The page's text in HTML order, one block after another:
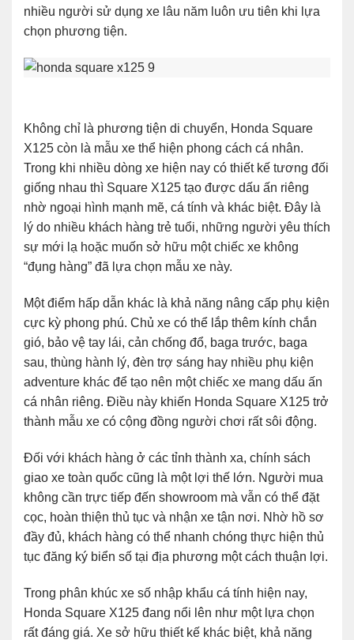
nhiều người sử dụng xe lâu năm luôn ưu tiên khi lựa
chọn phương tiện.
Không chỉ là phương tiện di chuyển, Honda Square
X125 còn là mẫu xe thể hiện phong cách cá nhân.
Trong khi nhiều dòng xe hiện nay có thiết kế tương đối
giống nhau thì Square X125 tạo được dấu ấn riêng
nhờ ngoại hình mạnh mẽ, cá tính và khác biệt. Đây là
lý do nhiều khách hàng trẻ tuổi, những người yêu thích
sự mới lạ hoặc muốn sở hữu một chiếc xe không
“đụng hàng” đã lựa chọn mẫu xe này.
Một điểm hấp dẫn khác là khả năng nâng cấp phụ kiện
cực kỳ phong phú. Chủ xe có thể lắp thêm kính chắn
gió, bảo vệ tay lái, cản chống đổ, baga trước, baga
sau, thùng hành lý, đèn trợ sáng hay nhiều phụ kiện
adventure khác để tạo nên một chiếc xe mang dấu ấn
cá nhân riêng. Điều này khiến Honda Square X125 trở
thành mẫu xe có cộng đồng người chơi rất sôi động.
Đối với khách hàng ở các tỉnh thành xa, chính sách
giao xe toàn quốc cũng là một lợi thế lớn. Người mua
không cần trực tiếp đến showroom mà vẫn có thể đặt
cọc, hoàn thiện thủ tục và nhận xe tận nơi. Nhờ hồ sơ
đầy đủ, khách hàng có thể nhanh chóng thực hiện thủ
tục đăng ký biển số tại địa phương một cách thuận lợi.
Trong phân khúc xe số nhập khẩu cá tính hiện nay,
Honda Square X125 đang nổi lên như một lựa chọn
rất đáng giá. Xe sở hữu thiết kế khác biệt, khả năng